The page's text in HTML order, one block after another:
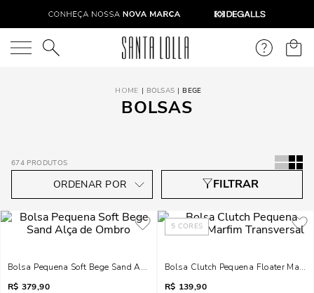
O que você está procurando?
BOLSAS BEGE
BOLSAS
674 PRODUTOS
Bolsa Pequena Soft Bege Sand Alça De Ombro
R$ 379,90
5 CORES
Bolsa Clutch Pequena Floater
R$ 139,90